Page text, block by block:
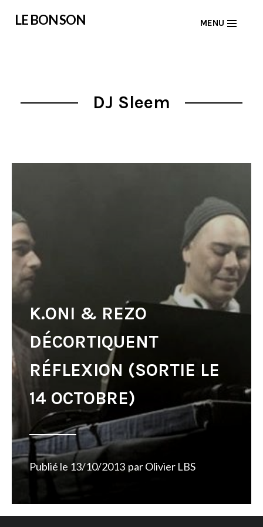
LE BON SON MENU
DJ Sleem
K.ONI & REZO
DÉCORTIQUENT
RÉFLEXION (SORTIE LE
14 OCTOBRE)
Publié le 13/10/2013 parOlivier LBS